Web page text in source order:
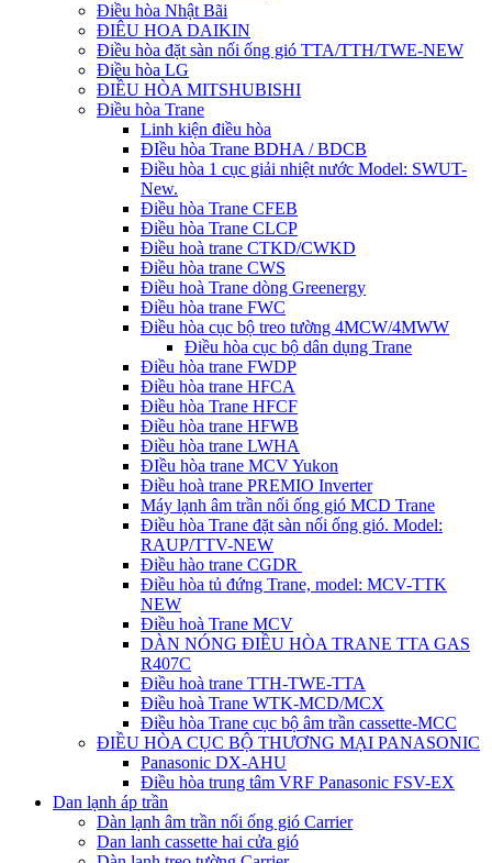
Điều hòa Nhật Bãi
ĐIÊU HOA DAIKIN
Điều hòa đặt sàn nối ống gió TTA/TTH/TWE-NEW
Điều hòa LG
ĐIỀU HÒA MITSHUBISHI
Điều hòa Trane
Linh kiện điều hòa
ĐIều hòa Trane BDHA / BDCB
Điều hòa 1 cục giải nhiệt nước Model: SWUT-
New.
Điều hòa Trane CFEB
Điều hòa Trane CLCP
Điều hoà trane CTKD/CWKD
Điều hòa trane CWS
Điều hoà Trane dòng Greenergy
Điều hòa trane FWC
Điều hòa cục bộ treo tường 4MCW/4MWW
Điều hòa cục bộ dân dụng Trane
Điều hòa trane FWDP
Điều hòa trane HFCA
Điều hòa Trane HFCF
Điều hòa trane HFWB
Điều hòa trane LWHA
ĐIều hòa trane MCV Yukon
Điều hoà trane PREMIO Inverter
Máy lạnh âm trần nối ống gió MCD Trane
Điều hòa Trane đặt sàn nối ống gió. Model:
RAUP/TTV-NEW
Điều hào trane CGDR
Điều hòa tủ đứng Trane, model: MCV-TTK
NEW
Điều hoà Trane MCV
DÀN NÓNG ĐIỀU HÒA TRANE TTA GAS
R407C
Điều hoà trane TTH-TWE-TTA
Điều hoà Trane WTK-MCD/MCX
Điều hòa Trane cục bộ âm trần cassette-MCC
ĐIỀU HÒA CỤC BỘ THƯƠNG MẠI PANASONIC
Panasonic DX-AHU
Điều hòa trung tâm VRF Panasonic FSV-EX
Dan lạnh áp trần
Dàn lạnh âm trần nối ống gió Carrier
Dan lanh cassette hai cửa gió